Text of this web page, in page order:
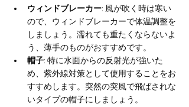
ウィンドブレーカー: 風が吹く時は寒い
ので、ウィンドブレーカーで体温調整を
しましょう。濡れても重たくならないよ
う、薄手のものがおすすめです。
帽子: 特に水面からの反射光が強いた
め、紫外線対策として使用することをお
すすめします。突然の突風で飛ばされな
いタイプの帽子にしましょう。